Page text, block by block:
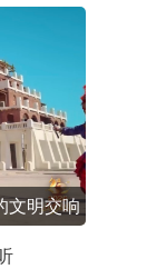
文明交响